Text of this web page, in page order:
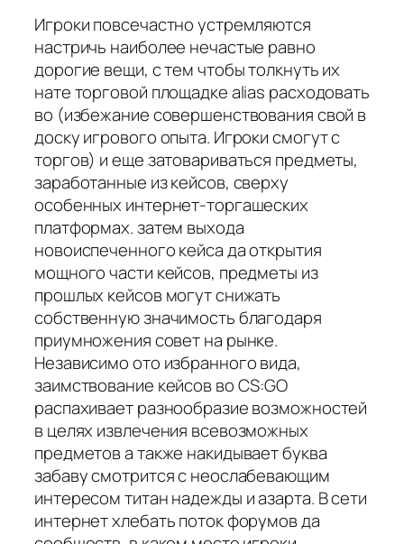
Игроки повсечастно устремляются
настричь наиболее нечастые равно
дорогие вещи, с тем чтобы толкнуть их
нате торговой площадке alias расходовать
во (избежание совершенствования свой в
доску игрового опыта. Игроки смогут с
торгов) и еще затовариваться предметы,
заработанные из кейсов, сверху
особенных интернет-торгашеских
платформах. затем выхода
новоиспеченного кейса да открытия
мощного части кейсов, предметы из
прошлых кейсов могут снижать
собственную значимость благодаря
приумножения совет на рынке.
Независимо ото избранного вида,
заимствование кейсов во CS:GO
распахивает разнообразие возможностей
в целях извлечения всевозможных
предметов а также накидывает буква
забаву смотрится с неослабевающим
интересом титан надежды и азарта. В сети
интернет хлебать поток форумов да